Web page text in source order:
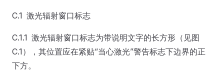
C.1 激光辐射窗口标志
C.1.1 激光辐射窗口标志为带说明文字的长方形（见图
C.1），其位置应在紧贴“当心激光”警告标志下边界的正
下方。